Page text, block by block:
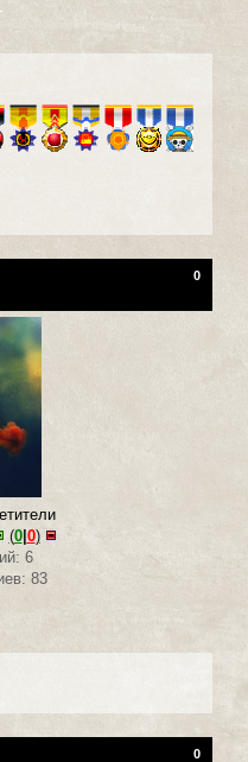
0
(0| 0)
6
83
0